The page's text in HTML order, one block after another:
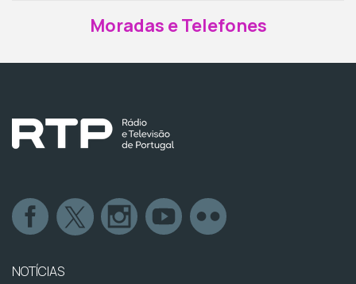
Moradas e Telefones
NOTÍCIAS